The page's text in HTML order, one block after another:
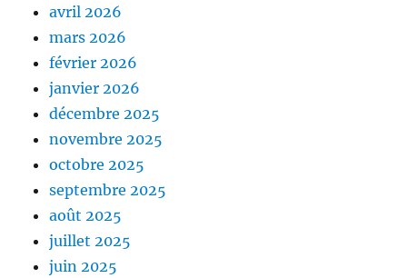
avril 2026
mars 2026
février 2026
janvier 2026
décembre 2025
novembre 2025
octobre 2025
septembre 2025
août 2025
juillet 2025
juin 2025